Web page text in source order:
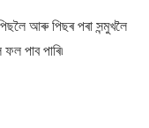
আৰু পিছৰ পৰা সন্মুখলৈ
পাব পাৰি৷